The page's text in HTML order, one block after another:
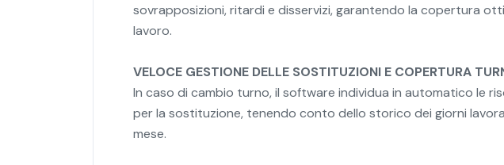
sovrapposizioni, ritardi e disservizi, garantendo la copertura
lavoro.
VELOCE GESTIONE DELLE SOSTITUZIONI E COPERTURA
In caso di cambio turno, il software individua in automatico le
per la sostituzione, tenendo conto dello storico dei giorni
mese.